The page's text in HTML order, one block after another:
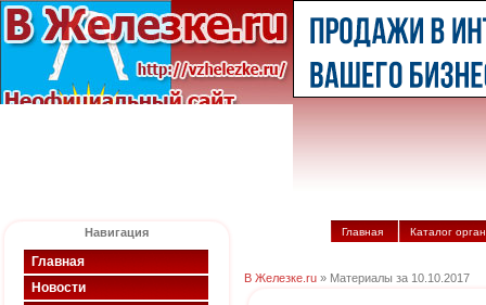
Навигация
Главная
Новости
Главная Каталог
В Железке.ru » Материалы за 10.10.2017